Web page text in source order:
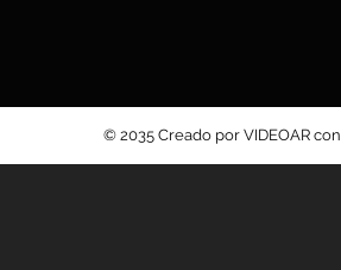
© 2035 Creado por VIDEOAR con